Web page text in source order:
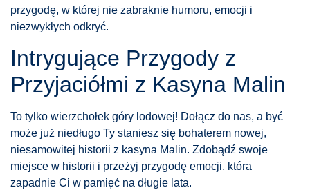
przygodę, w której nie zabraknie humoru, emocji i
niezwykłych odkryć.
Intrygujące Przygody z
Przyjaciółmi z Kasyna Malin
To tylko wierzchołek góry lodowej! Dołącz do nas, a być
może już niedługo Ty staniesz się bohaterem nowej,
niesamowitej historii z kasyna Malin. Zdobądź swoje
miejsce w historii i przeżyj przygodę emocji, która
zapadnie Ci w pamięć na długie lata.